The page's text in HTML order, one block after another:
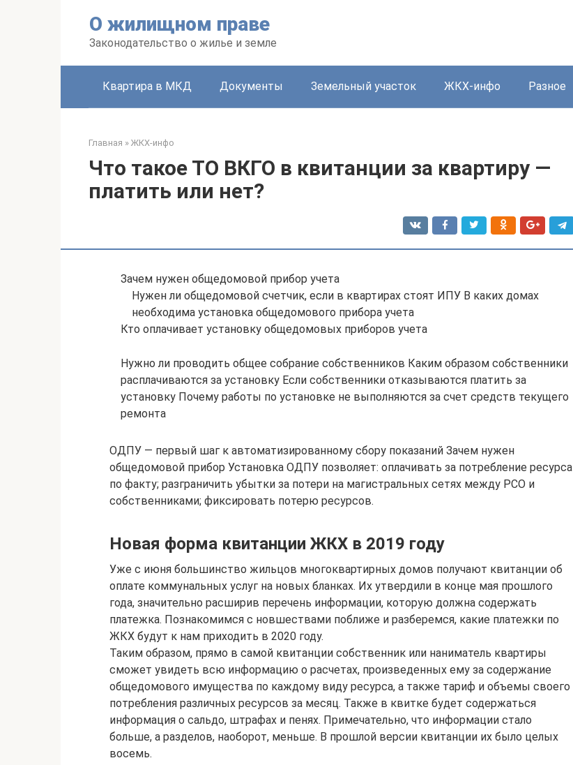
О жилищном праве
Законодательство о жилье и земле
Квартира в МКД Документы Земельный участок ЖКХ-инфо Разное
Главная » ЖКХ-инфо
Что такое ТО ВКГО в квитанции за квартиру —
платить или нет?
Зачем нужен общедомовой прибор учета
Нужен ли общедомовой счетчик, если в квартирах стоят ИПУ В каких домах
необходима установка общедомового прибора учета
Кто оплачивает установку общедомовых приборов учета
Нужно ли проводить общее собрание собственников Каким образом собственники
расплачиваются за установку Если собственники отказываются платить за
установку Почему работы по установке не выполняются за счет средств текущего
ремонта
ОДПУ — первый шаг к автоматизированному сбору показаний Зачем нужен
общедомовой прибор Установка ОДПУ позволяет: оплачивать за потребление ресурса
по факту; разграничить убытки за потери на магистральных сетях между РСО и
собственниками; фиксировать потерю ресурсов.
Новая форма квитанции ЖКХ в 2019 году
Уже с июня большинство жильцов многоквартирных домов получают квитанции об
оплате коммунальных услуг на новых бланках. Их утвердили в конце мая прошлого
года, значительно расширив перечень информации, которую должна содержать
платежка. Познакомимся с новшествами поближе и разберемся, какие платежки по
ЖКХ будут к нам приходить в 2020 году.
Таким образом, прямо в самой квитанции собственник или наниматель квартиры
сможет увидеть всю информацию о расчетах, произведенных ему за содержание
общедомового имущества по каждому виду ресурса, а также тариф и объемы своего
потребления различных ресурсов за месяц. Также в квитке будет содержаться
информация о сальдо, штрафах и пенях. Примечательно, что информации стало
больше, а разделов, наоборот, меньше. В прошлой версии квитанции их было целых
восемь.